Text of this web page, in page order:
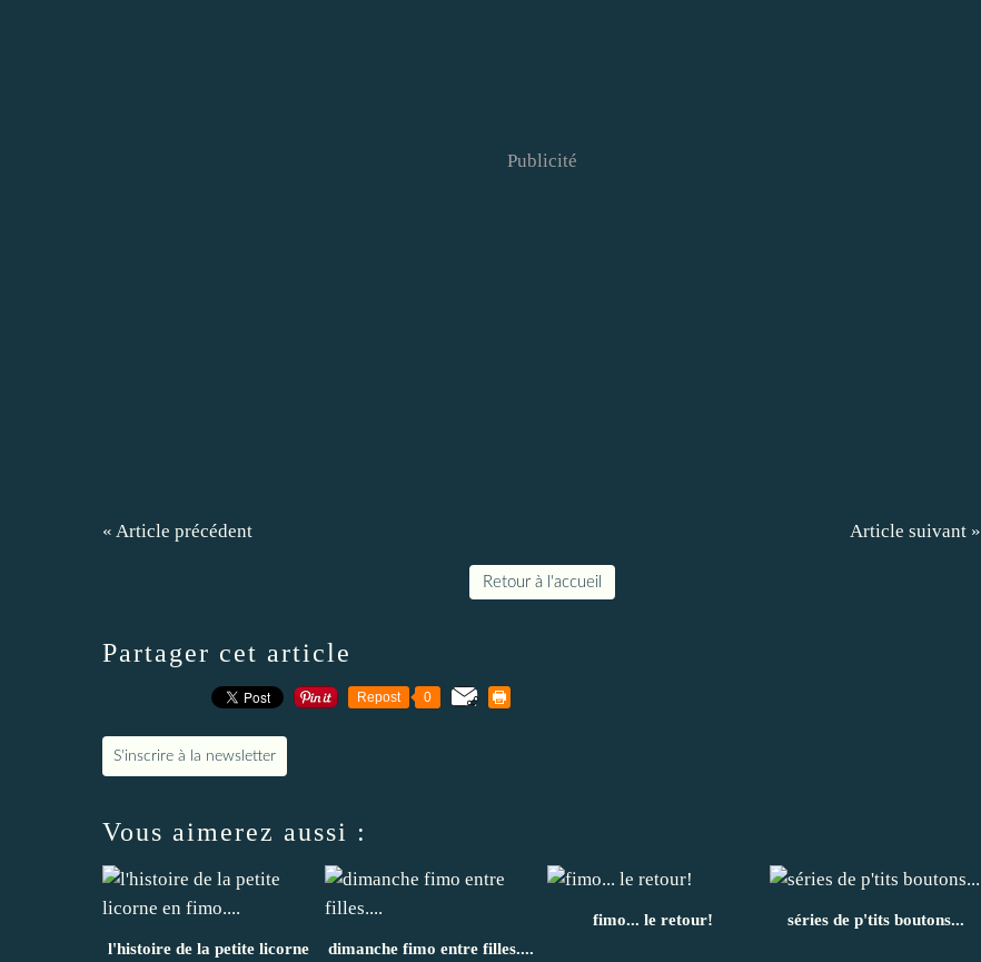
Publicité
« Article précédent Article suivant »
Retour à l'accueil
Partager cet article
Repost 0
S'inscrire à la newsletter
Vous aimerez aussi :
l'histoire de la petite licorne
dimanche fimo entre filles....
fimo... le retour! séries de p'tits boutons...